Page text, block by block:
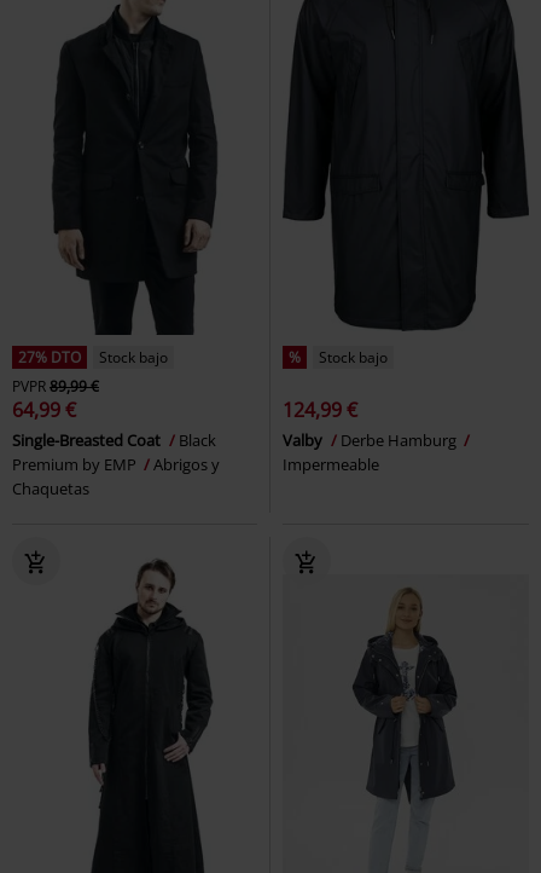
27% DTO
Stock bajo
PVPR89,99 €
64,99 €
Single-Breasted Coat
Black
Premium by EMP
Abrigos y
Chaquetas
% Stock bajo
124,99 €
Valby
Derbe Hamburg
Impermeable